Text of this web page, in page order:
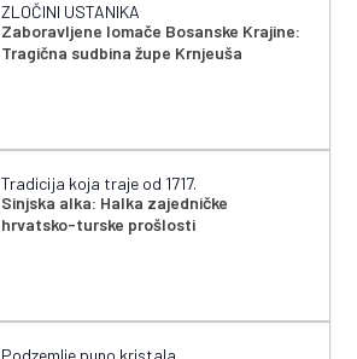
ZLOČINI USTANIKA
Zaboravljene lomače Bosanske Krajine:
Tragična sudbina župe Krnjeuša
Tradicija koja traje od 1717.
Sinjska alka: Halka zajedničke
hrvatsko-turske prošlosti